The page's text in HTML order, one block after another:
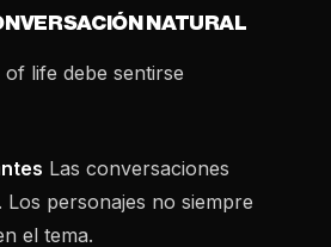
NATURAL
of life debe sentirse
Las conversaciones
Los personajes no siempre
el tema.